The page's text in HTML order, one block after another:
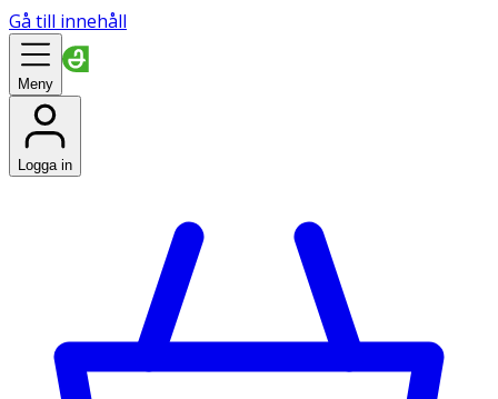
Gå till innehåll
Meny
Logga in